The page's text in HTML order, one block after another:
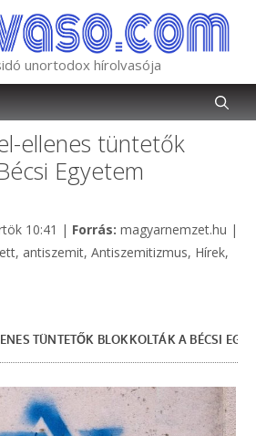
unortodox hírolvasója
ellenes tüntetők
Egyetem
10:41 | Forrás: Kategória
magyarnemzet.hu |
, antiszemit, Antiszemitizmus, Hírek,